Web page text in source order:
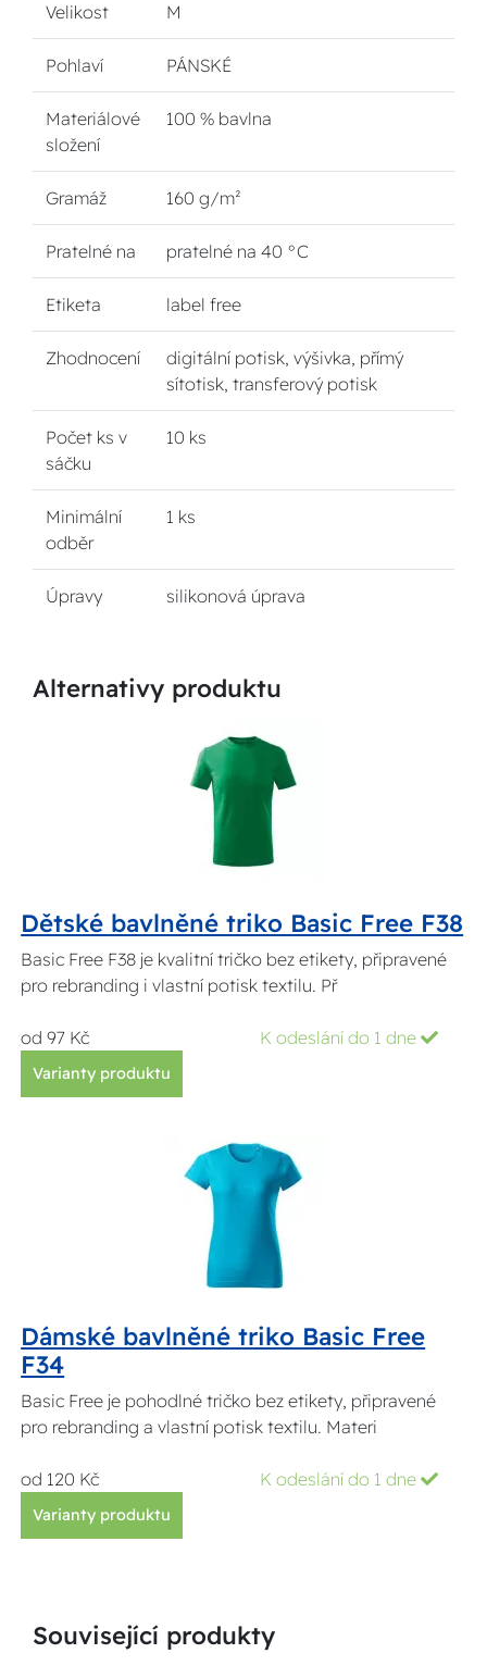
Velikost M
Pohlaví PÁNSKÉ
Materiálové
složení
100 % bavlna
Gramáž 160 g/m²
Pratelné na pratelné na 40 °C
Etiketa label free
Zhodnocení
digitální potisk, výšivka, přímý
sítotisk, transferový potisk
Počet ks v
sáčku
10 ks
Minimální
odběr
1 ks
Úpravy silikonová úprava
Alternativy produktu
Dětské bavlněné triko Basic Free F38
Basic Free F38 je kvalitní tričko bez etikety, připravené
pro rebranding i vlastní potisk textilu. Př
od 97 Kč K odeslání do 1 dne
Varianty produktu
Dámské bavlněné triko Basic Free
F34
Basic Free je pohodlné tričko bez etikety, připravené
pro rebranding a vlastní potisk textilu. Materi
od 120 Kč K odeslání do 1 dne
Varianty produktu
Související produkty